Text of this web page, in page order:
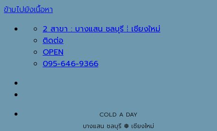
ข้ามไปยังเนื้อหา
2 สาขา : บางแสน ชลบุรี ⁞ เชียงใหม่
ติดต่อ
OPEN
095-646-9366
COLD A DAY
บางแสน ชลบุรี ❆ เชียงใหม่